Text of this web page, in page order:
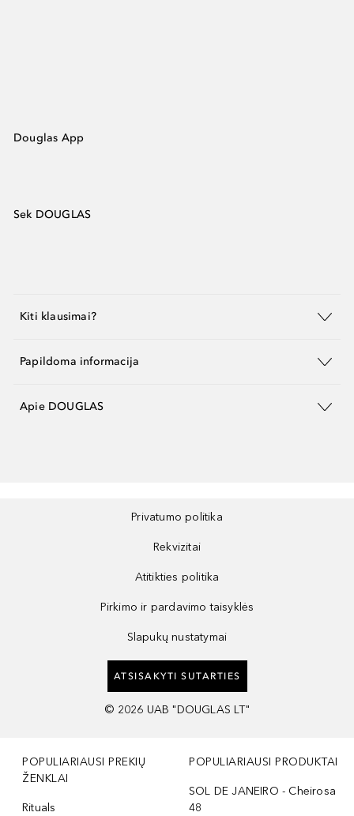
Douglas App
Sek DOUGLAS
Kiti klausimai?
Papildoma informacija
Apie DOUGLAS
Privatumo politika
Rekvizitai
Atitikties politika
Pirkimo ir pardavimo taisyklės
Slapukų nustatymai
ATSISAKYTI SUTARTIES
© 2026 UAB "DOUGLAS LT"
POPULIARIAUSI PREKIŲ
ŽENKLAI
Rituals
POPULIARIAUSI PRODUKTAI
SOL DE JANEIRO - Cheirosa
48